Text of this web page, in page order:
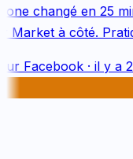
changé en 25
à côté.
Facebook· il y a 2